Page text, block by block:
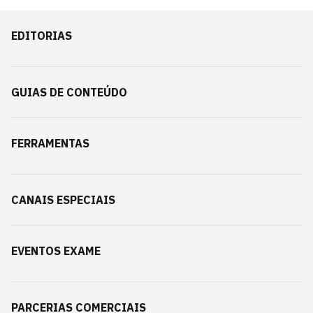
EDITORIAS
GUIAS DE CONTEÚDO
FERRAMENTAS
CANAIS ESPECIAIS
EVENTOS EXAME
PARCERIAS COMERCIAIS